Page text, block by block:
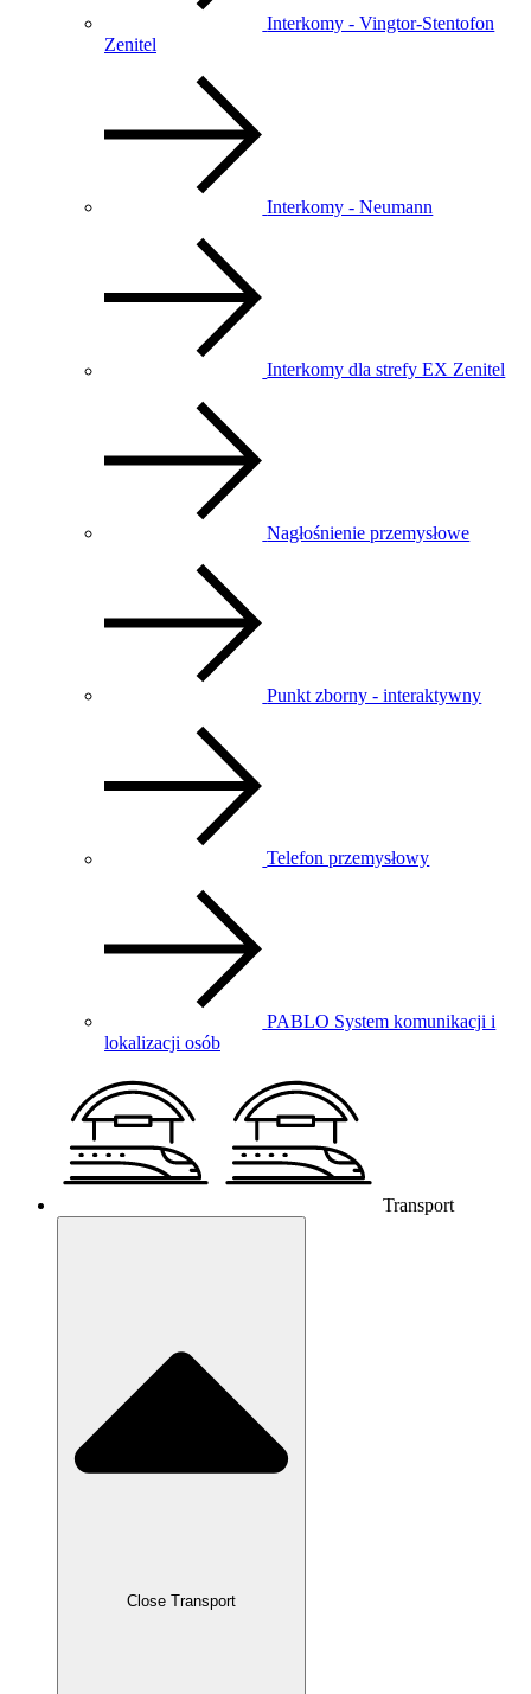
Interkomy - Vingtor-Stentofon
Zenitel
Interkomy - Neumann
Interkomy dla strefy EX Zenitel
Nagłośnienie przemysłowe
Punkt zborny - interaktywny
Telefon przemysłowy
PABLO System komunikacji i
lokalizacji osób
Transport
Close Transport